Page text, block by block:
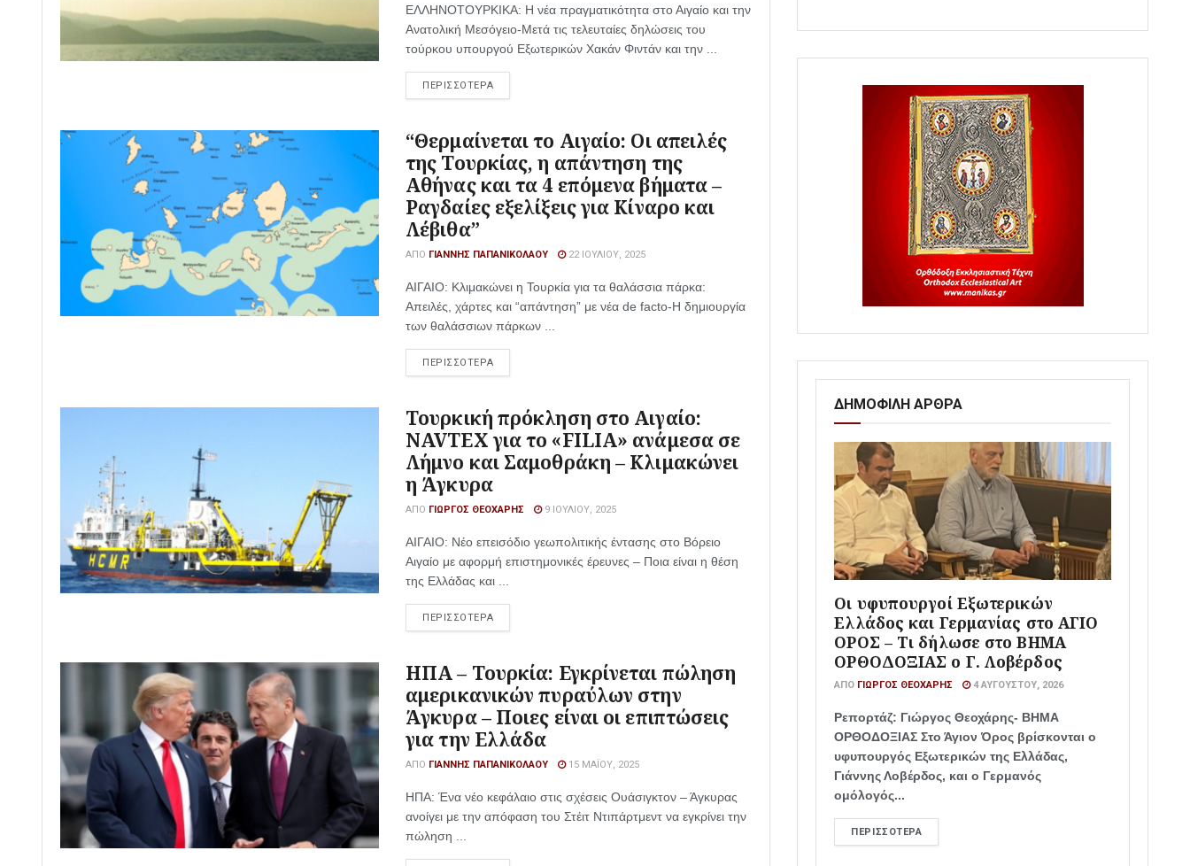
ΕΛΛΗΝΟΤΟΥΡΚΙΚΑ: Η νέα πραγματικότητα στο Αιγαίο και την
Ανατολική Μεσόγειο-Μετά τις τελευταίες δηλώσεις του
τούρκου υπουργού Εξωτερικών Χακάν Φιντάν και την ...
ΠΕΡΙΣΣΟΤΕΡΑ
“Θερμαίνεται το Αιγαίο: Οι απειλές
της Τουρκίας, η απάντηση της
Αθήνας και τα 4 επόμενα βήματα –
Ραγδαίες εξελίξεις για Κίναρο και
Λέβιθα”
ΑΠΌ ΓΙΆΝΝΗΣ ΠΑΠΑΝΙΚΟΛΆΟΥ 22 ΙΟΥΛΊΟΥ, 2025
ΑΙΓΑΙΟ: Κλιμακώνει η Τουρκία για τα θαλάσσια πάρκα:
Απειλές, χάρτες και “απάντηση” με νέα de facto-Η δημιουργία
των θαλάσσιων πάρκων ...
ΠΕΡΙΣΣΟΤΕΡΑ
Τουρκική πρόκληση στο Αιγαίο:
NAVTEX για το «FILIA» ανάμεσα σε
Λήμνο και Σαμοθράκη – Κλιμακώνει
η Άγκυρα
ΑΠΌ ΓΙΏΡΓΟΣ ΘΕΟΧΆΡΗΣ 9 ΙΟΥΛΊΟΥ, 2025
ΑΙΓΑΙΟ: Νέο επεισόδιο γεωπολιτικής έντασης στο Βόρειο
Αιγαίο με αφορμή επιστημονικές έρευνες – Ποια είναι η θέση
της Ελλάδας και ...
ΠΕΡΙΣΣΟΤΕΡΑ
ΗΠΑ – Τουρκία: Εγκρίνεται πώληση
αμερικανικών πυραύλων στην
Άγκυρα – Ποιες είναι οι επιπτώσεις
για την Ελλάδα
ΑΠΌ ΓΙΆΝΝΗΣ ΠΑΠΑΝΙΚΟΛΆΟΥ 15 ΜΑΪ́ΟΥ, 2025
ΗΠΑ: Ένα νέο κεφάλαιο στις σχέσεις Ουάσιγκτον – Άγκυρας
ανοίγει με την απόφαση του Στέιτ Ντιπάρτμεντ να εγκρίνει την
πώληση ...
ΔΗΜΟΦΙΛΗ ΑΡΘΡΑ
Οι υφυπουργοί Εξωτερικών
Ελλάδος και Γερμανίας στο ΑΓΙΟ
ΟΡΟΣ – Τι δήλωσε στο ΒΗΜΑ
ΟΡΘΟΔΟΞΙΑΣ ο Γ. Λοβέρδος
ΑΠΌ ΓΙΏΡΓΟΣ ΘΕΟΧΆΡΗΣ 4 ΑΥΓΟΎΣΤΟΥ, 2026
Ρεπορτάζ: Γιώργος Θεοχάρης- ΒΗΜΑ
ΟΡΘΟΔΟΞΙΑΣ Στο Άγιον Όρος βρίσκονται ο
υφυπουργός Εξωτερικών της Ελλάδας,
Γιάννης Λοβέρδος, και ο Γερμανός
ομόλογός...
ΠΕΡΙΣΣΌΤΕΡΑ